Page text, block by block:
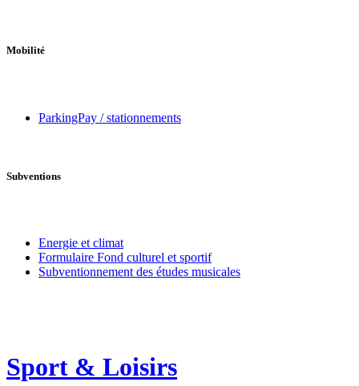
Mobilité
ParkingPay / stationnements
Subventions
Energie et climat
Formulaire Fond culturel et sportif
Subventionnement des études musicales
Sport & Loisirs